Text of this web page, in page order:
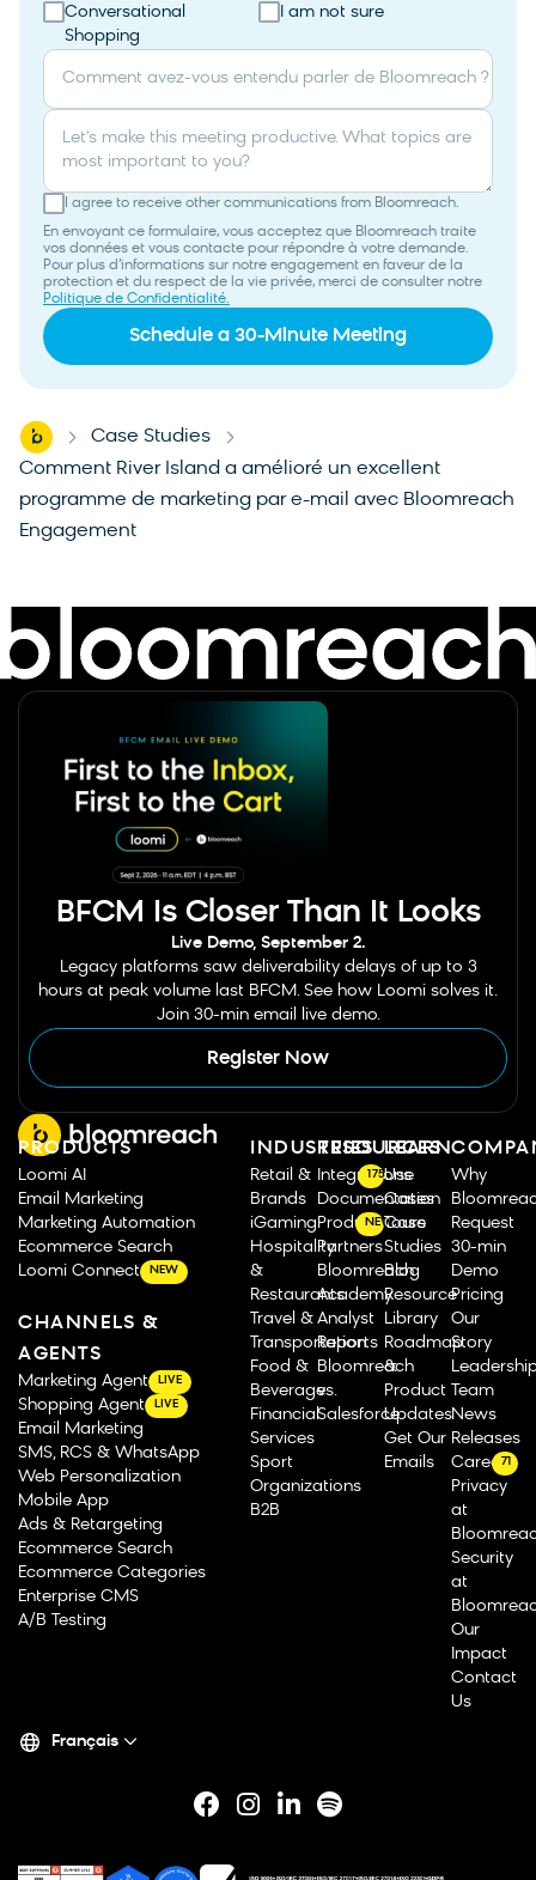
Conversational
Shopping
I am not sure
Comment avez-vous entendu parler de Bloomreach ?
Let's make this meeting productive. What topics are
most important to you?
I agree to receive other communications from Bloomreach.
En envoyant ce formulaire, vous acceptez que Bloomreach traite
vos données et vous contacte pour répondre à votre demande.
Pour plus d’informations sur notre engagement en faveur de la
protection et du respect de la vie privée, merci de consulter notre
Politique de Confidentialité.
Home Case Studies
Comment River Island a amélioré un excellent
programme de marketing par e-mail avec Bloomreach
Engagement
BFCM Is Closer Than It Looks
Live Demo, September 2.
Legacy platforms saw deliverability delays of up to 3
hours at peak volume last BFCM. See how Loomi solves it.
Join 30-min email live demo.
Register Now
PRODUCTS
Loomi AI
Email Marketing
Marketing Automation
Ecommerce Search
Loomi Connect
NEW
CHANNELS &
AGENTS
Marketing Agent LIVE
Shopping Agent LIVE
Email Marketing
SMS, RCS & WhatsApp
Web Personalization
Mobile App
Ads & Retargeting
Ecommerce Search
Ecommerce Categories
Enterprise CMS
A/B Testing
INDUSTRIES
Retail &
Brands
iGaming
Hospitality
&
Restaurants
Travel &
Transportation
Food &
Beverage
Financial
Services
Sport
Organizations
B2B
RESOURCES
Integrations
175
Documentation
Product Tours
NEW
Partners
Bloomreach
Academy
Analyst
Reports
Bloomreach
vs.
Salesforce
LEARN
Use
Cases
Case
Studies
Blog
Resource
Library
Roadmap
&
Product
Updates
Get Our
Emails
Why
Request
30-min
Demo
Pricing
Our
Story
Team
News
Releases
Careers
71
Privacy
at
Security
at
Our
Impact
Contact
Us
Français